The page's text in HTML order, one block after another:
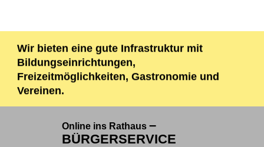
Wir bieten eine gute Infrastruktur mit
Bildungseinrichtungen,
Freizeitmöglichkeiten, Gastronomie und
Vereinen.
Online ins Rathaus –
BÜRGERSERVICE